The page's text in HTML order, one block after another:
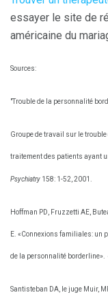
essayer le site de
américaine du
Sources:
"Trouble de la personnalité
Groupe de travail sur le
traitement des patients ayant
Psychiatry 158: 1-52, 2001.
Hoffman PD, Fruzzetti AE,
E. «Connexions familiales: un
de la personnalité borderline».
Santisteban DA, le juge Muir,